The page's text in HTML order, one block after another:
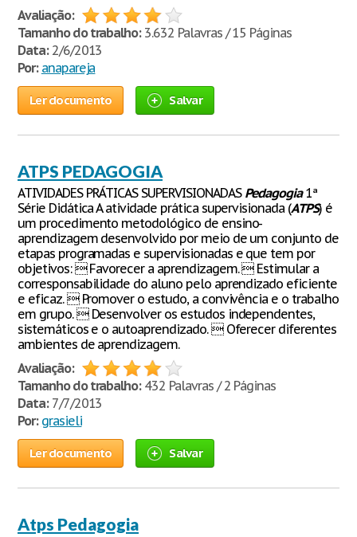
Avaliação:
Tamanho do trabalho:3.632 Palavras / 15 Páginas
Data:2/6/2013
Por: anapareja
Ler documento Salvar
ATPS PEDAGOGIA
ATIVIDADES PRÁTICAS SUPERVISIONADAS Pedagogia1ª
Série Didática A atividade prática supervisionada (ATPS) é
um procedimento metodológico de ensino-
aprendizagem desenvolvido por meio de um conjunto de
etapas programadas e supervisionadas e que tem por
objetivos:  Favorecer a aprendizagem.  Estimular a
corresponsabilidade do aluno pelo aprendizado eficiente
e eficaz.  Promover o estudo, a convivência e o trabalho
em grupo.  Desenvolver os estudos independentes,
sistemáticos e o autoaprendizado.  Oferecer diferentes
ambientes de aprendizagem.
Avaliação:
Tamanho do trabalho:432 Palavras / 2 Páginas
Data:7/7/2013
Por: grasieli
Ler documento Salvar
Atps Pedagogia